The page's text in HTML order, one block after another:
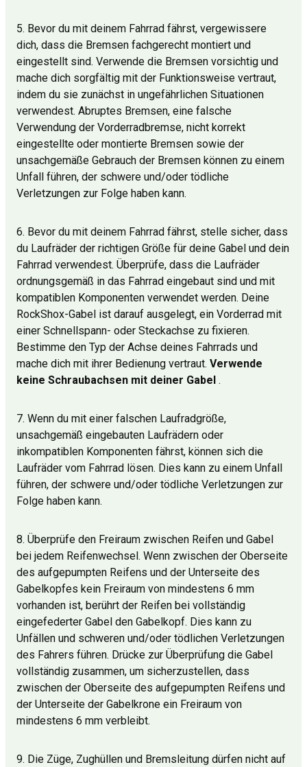
5. Bevor du mit deinem Fahrrad fährst, vergewissere
dich, dass die Bremsen fachgerecht montiert und
eingestellt sind. Verwende die Bremsen vorsichtig und
mache dich sorgfältig mit der Funktionsweise vertraut,
indem du sie zunächst in ungefährlichen Situationen
verwendest. Abruptes Bremsen, eine falsche
Verwendung der Vorderradbremse, nicht korrekt
eingestellte oder montierte Bremsen sowie der
unsachgemäße Gebrauch der Bremsen können zu einem
Unfall führen, der schwere und/oder tödliche
Verletzungen zur Folge haben kann.
6. Bevor du mit deinem Fahrrad fährst, stelle sicher, dass
du Laufräder der richtigen Größe für deine Gabel und dein
Fahrrad verwendest. Überprüfe, dass die Laufräder
ordnungsgemäß in das Fahrrad eingebaut sind und mit
kompatiblen Komponenten verwendet werden. Deine
RockShox-Gabel ist darauf ausgelegt, ein Vorderrad mit
einer Schnellspann- oder Steckachse zu fixieren.
Bestimme den Typ der Achse deines Fahrrads und
mache dich mit ihrer Bedienung vertraut. Verwende
keine Schraubachsen mit deiner Gabel .
7. Wenn du mit einer falschen Laufradgröße,
unsachgemäß eingebauten Laufrädern oder
inkompatiblen Komponenten fährst, können sich die
Laufräder vom Fahrrad lösen. Dies kann zu einem Unfall
führen, der schwere und/oder tödliche Verletzungen zur
Folge haben kann.
8. Überprüfe den Freiraum zwischen Reifen und Gabel
bei jedem Reifenwechsel. Wenn zwischen der Oberseite
des aufgepumpten Reifens und der Unterseite des
Gabelkopfes kein Freiraum von mindestens 6 mm
vorhanden ist, berührt der Reifen bei vollständig
eingefederter Gabel den Gabelkopf. Dies kann zu
Unfällen und schweren und/oder tödlichen Verletzungen
des Fahrers führen. Drücke zur Überprüfung die Gabel
vollständig zusammen, um sicherzustellen, dass
zwischen der Oberseite des aufgepumpten Reifens und
der Unterseite der Gabelkrone ein Freiraum von
mindestens 6 mm verbleibt.
9. Die Züge, Zughüllen und Bremsleitung dürfen nicht auf